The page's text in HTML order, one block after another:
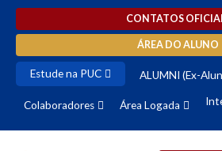
CONTATOS
ÁREA DO ALUNO
Estude na PUC ALUMNI (Ex-
Colaboradores Área Logada